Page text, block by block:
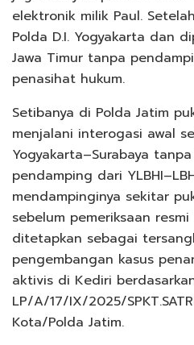
elektronik milik Paul.
Polda D.I. Yogyakarta dan
Jawa Timur tanpa
penasihat hukum.
Setibanya di Polda Jatim
menjalani interogasi awal
Yogyakarta–Surabaya
pendamping dari
mendampinginya sekitar
sebelum pemeriksaan
ditetapkan sebagai
pengembangan kasus
aktivis di Kediri
LP/A/17/IX/2025/
Kota/Polda Jatim.